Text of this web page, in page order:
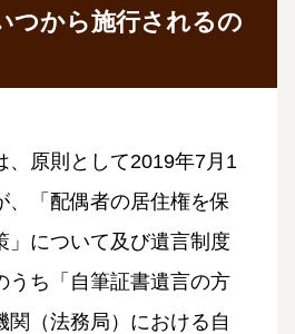
つから施行されるの
、原則として2019年7月1
、「配偶者の居住権を保
」について及び遺言制度
うち「自筆証書遺言の方
関（法務局）における自